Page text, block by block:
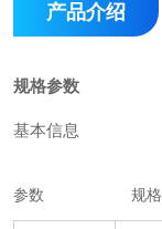
产品介绍
规格参数
基本信息
参数 规格